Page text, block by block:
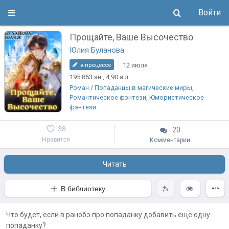
Войти
Прощайте, Ваше Высочество
Юлия Буланова
в процессе
12 июля
195 853 зн., 4,90 а.л.
Роман / Попаданцы в магические миры,
Романтическое фэнтези, Юмористическое
фэнтези
Нравится
38 20
Комментарии
Читать
В библиотеку
Что будет, если в ранобэ про попаданку добавить ещё одну
попаданку?